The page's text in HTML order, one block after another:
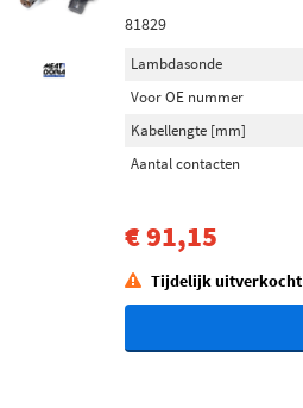
81829
Lambdasonde
Voor OE nummer
Kabellengte [mm]
Aantal contacten
€ 91,15
Tijdelijk uitverkocht